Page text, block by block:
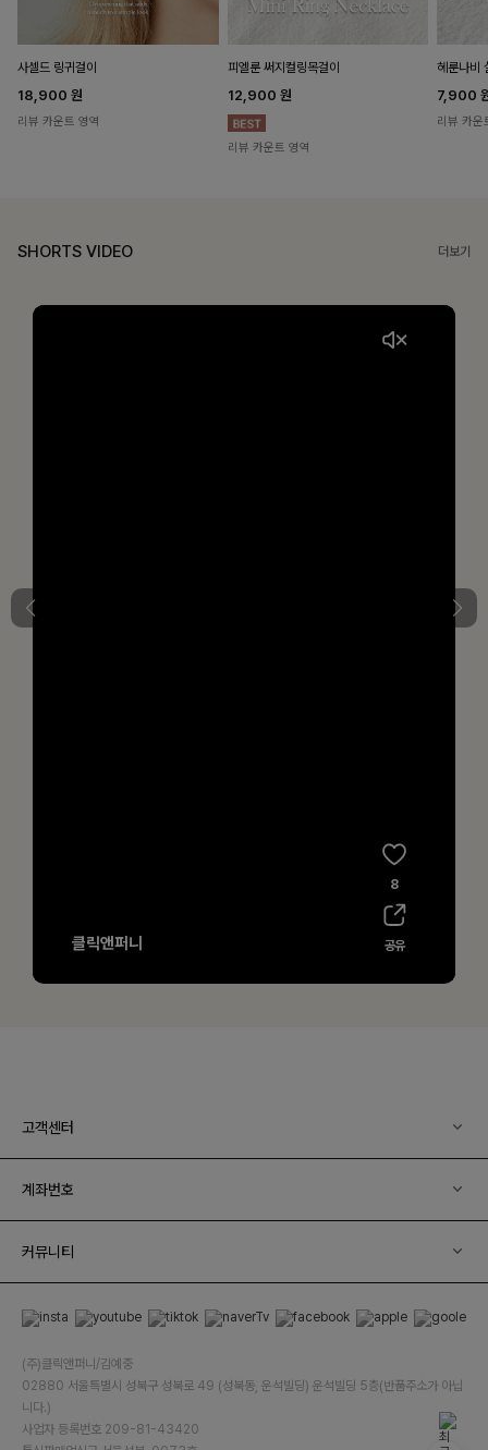
사셀드 링귀걸이
18,900 원
리뷰 카운트 영역
피엘룬 써지컬링목걸이
12,900 원
리뷰 카운트 영역
헤룬나비
7,900
리뷰 카운
SHORTS VIDEO 더보기
고객센터
계좌번호
커뮤니티
(주)클릭앤퍼니/김예중
02880 서울특별시 성북구 성북로 49 (성북동, 운석빌딩) 운석빌딩 5층(반품주소가 아닙
니다.)
사업자 등록번호 209-81-43420